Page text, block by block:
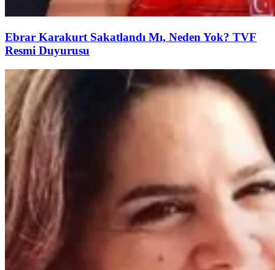
Ebrar Karakurt Sakatlandı Mı, Neden Yok? TVF
Resmi Duyurusu